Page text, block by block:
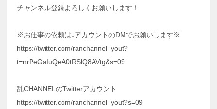
チャンネル登録よろしくお願いします！
※お仕事の依頼は↓アカウントのDMでお願いします※
https://twitter.com/ranchannel_yout?
t=nrPeGaIuQeA0tRSlQ8AVtg&s=09
乱CHANNELのTwitterアカウント
https://twitter.com/ranchannel_yout?s=09